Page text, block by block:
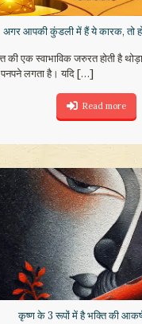
अगर आपकी कुंडली में हैं ये कारक, तो
की एक स्वाभाविक जरुरत होती है
लगता है। यदि[…]
Read more
कृष्ण के 3 रूपों में है भक्ति की